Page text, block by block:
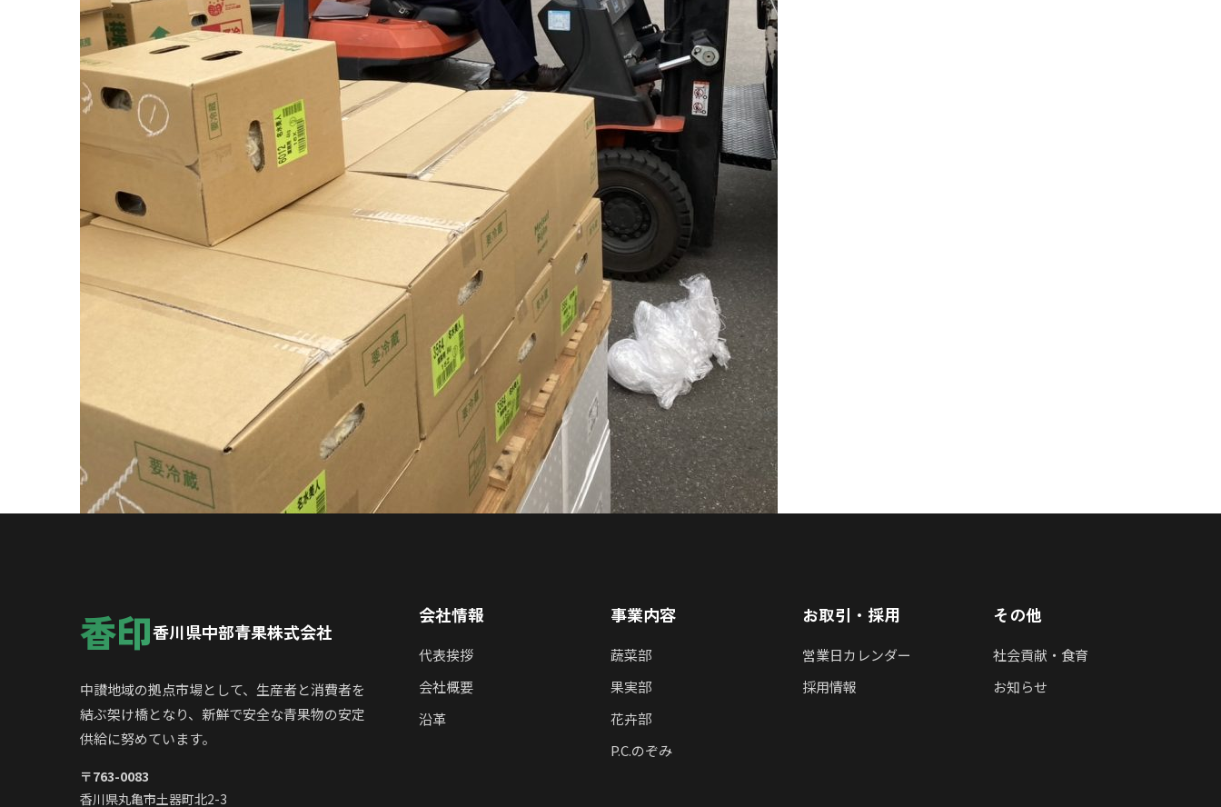
香印香川県中部青果株式会社
中讃地域の拠点市場として、生産者と消費者を
結ぶ架け橋となり、新鮮で安全な青果物の安定
供給に努めています。
〒763-0083
香川県丸亀市土器町北2-3
会社情報
代表挨拶
会社概要
沿革
事業内容
蔬菜部
果実部
花卉部
P.C.のぞみ
お取引・採用
営業日カレンダー
採用情報
その他
社会貢献・食育
お知らせ